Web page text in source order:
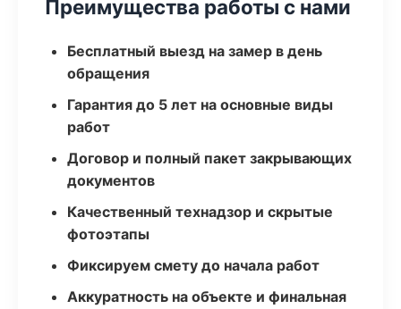
Преимущества работы с нами
Бесплатный выезд на замер в день
обращения
Гарантия до 5 лет на основные виды
работ
Договор и полный пакет закрывающих
документов
Качественный технадзор и скрытые
фотоэтапы
Фиксируем смету до начала работ
Аккуратность на объекте и финальная